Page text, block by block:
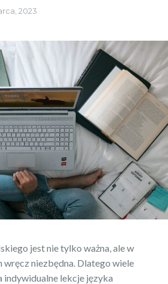
2023
jest nie tylko ważna, ale w
wręcz niezbędna. Dlatego wiele
indywidualne lekcje języka